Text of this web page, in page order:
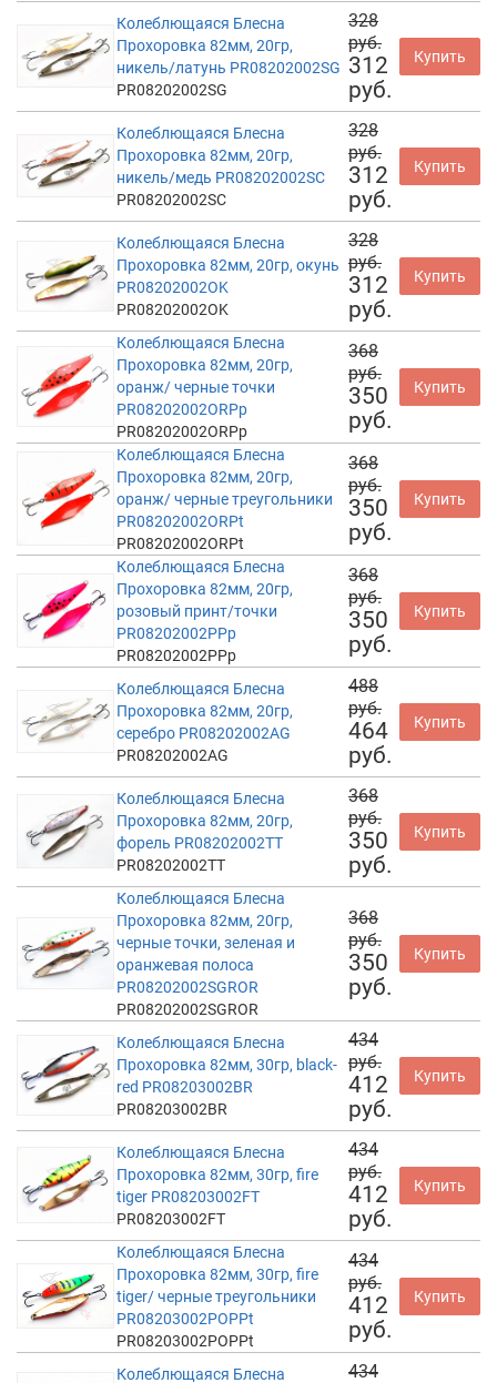
Колеблющаяся Блесна
Прохоровка 82мм, 20гр,
никель/латунь PR08202002SG
PR08202002SG
328
руб.
312
руб.
Купить
Колеблющаяся Блесна
Прохоровка 82мм, 20гр,
никель/медь PR08202002SC
PR08202002SC
328
руб.
312
руб.
Купить
Колеблющаяся Блесна
Прохоровка 82мм, 20гр, окунь
PR08202002OK
PR08202002OK
328
руб.
312
руб.
Купить
Колеблющаяся Блесна
Прохоровка 82мм, 20гр,
оранж/ черные точки
PR08202002ORPp
PR08202002ORPp
368
руб.
350
руб.
Купить
Колеблющаяся Блесна
Прохоровка 82мм, 20гр,
оранж/ черные треугольники
PR08202002ORPt
PR08202002ORPt
368
руб.
350
руб.
Купить
Колеблющаяся Блесна
Прохоровка 82мм, 20гр,
розовый принт/точки
PR08202002PPp
PR08202002PPp
368
руб.
350
руб.
Купить
Колеблющаяся Блесна
Прохоровка 82мм, 20гр,
серебро PR08202002AG
PR08202002AG
488
руб.
464
руб.
Купить
Колеблющаяся Блесна
Прохоровка 82мм, 20гр,
форель PR08202002TT
PR08202002TT
368
руб.
350
руб.
Купить
Колеблющаяся Блесна
Прохоровка 82мм, 20гр,
черные точки, зеленая и
оранжевая полоса
PR08202002SGROR
PR08202002SGROR
368
руб.
350
руб.
Купить
Колеблющаяся Блесна
Прохоровка 82мм, 30гр, black-
red PR08203002BR
PR08203002BR
434
руб.
412
руб.
Купить
Колеблющаяся Блесна
Прохоровка 82мм, 30гр, fire
tiger PR08203002FT
PR08203002FT
434
руб.
412
руб.
Купить
Колеблющаяся Блесна
Прохоровка 82мм, 30гр, fire
tiger/ черные треугольники
PR08203002POPPt
PR08203002POPPt
434
руб.
412
руб.
Купить
Колеблющаяся Блесна
434